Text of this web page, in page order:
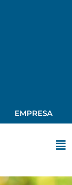
EMPRESA